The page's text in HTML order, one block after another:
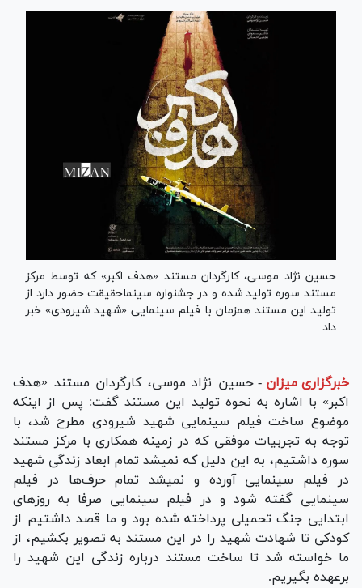
حسین نژاد موسی، کارگردان مستند «هدف اکبر» که توسط مرکز
مستند سوره تولید شده و در جشنواره سینماحقیقت حضور دارد از
تولید این مستند همزمان با فیلم سینمایی «شهید شیرودی» خبر
داد.
خبرگزاری میزان - حسین نژاد موسی، کارگردان مستند «هدف
اکبر» با اشاره به نحوه تولید این مستند گفت: پس از اینکه
موضوع ساخت فیلم سینمایی شهید شیرودی مطرح شد، با
توجه به تجربیات موفقی که در زمینه همکاری با مرکز مستند
سوره داشتیم، به این دلیل که نمیشد تمام ابعاد زندگی شهید
در فیلم سینمایی آورده و نمیشد تمام حرف‌ها در فیلم
سینمایی گفته شود و در فیلم سینمایی صرفا به روز‌های
ابتدایی جنگ تحمیلی پرداخته شده بود و ما قصد داشتیم از
کودکی تا شهادت شهید را در این مستند به تصویر بکشیم، از
ما خواسته شد تا ساخت مستند درباره زندگی این شهید را
برعهده بگیریم.